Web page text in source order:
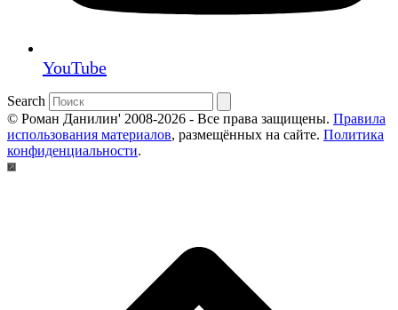
YouTube
Search
© Роман Данилин' 2008-2026 - Все права защищены. Правила
использования материалов, размещённых на сайте. Политика
конфиденциальности.